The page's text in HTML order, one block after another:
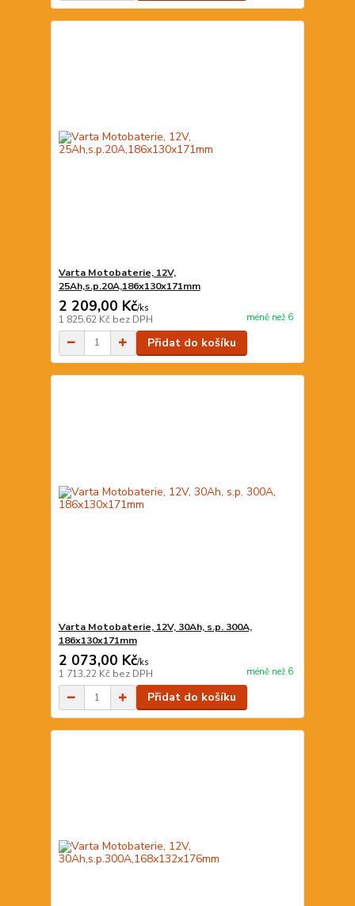
Varta Motobaterie, 12V,
25Ah,s.p.20A,186x130x171mm
2 209,00 Kč/ks
1 825,62 Kč bez DPH méně než 6
Přidat do košíku
Varta Motobaterie, 12V, 30Ah, s.p. 300A,
186x130x171mm
2 073,00 Kč/ks
1 713,22 Kč bez DPH méně než 6
Přidat do košíku